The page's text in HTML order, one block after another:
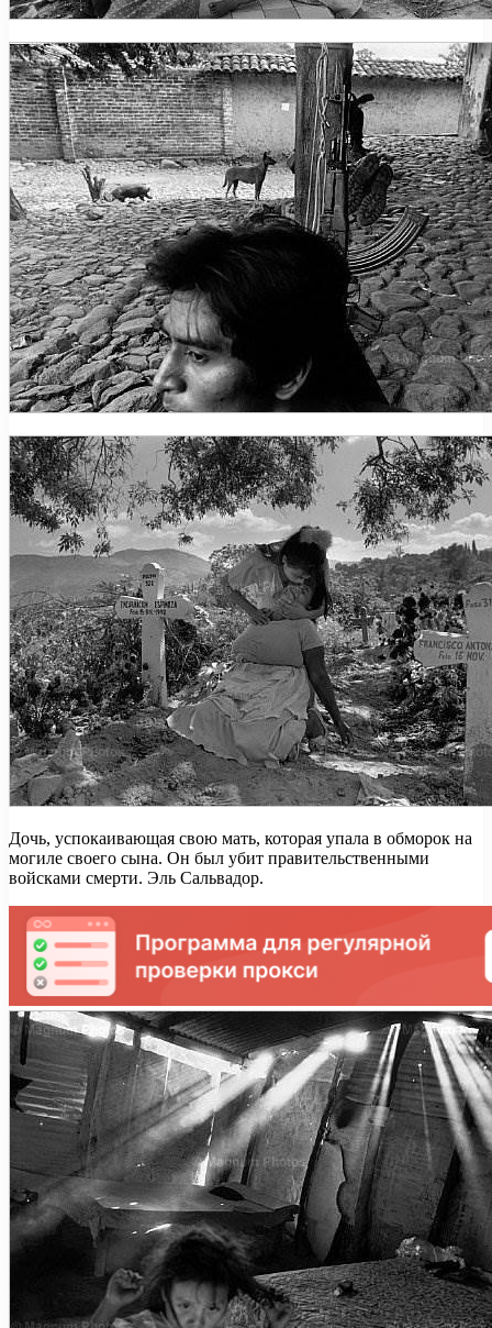
Дочь, успокаивающая свою мать, которая упала в обморок на
могиле своего сына. Он был убит правительственными
войсками смерти. Эль Сальвадор.